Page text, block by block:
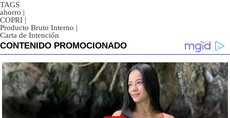
TAGS
ahorro |
COPRI |
Producto Bruto Interno |
Carta de Intención